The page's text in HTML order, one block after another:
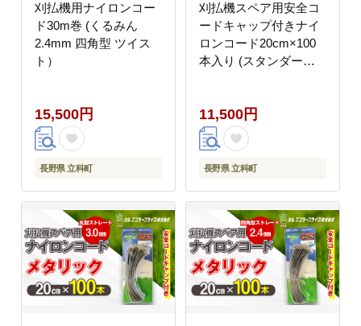
刈払機用ナイロンコー
ド30m巻 (くるみん
2.4mm 四角型 ツイス
ト）
15,500円
長野県 立科町
刈払機スペア用安全コ
ードキャップ付きナイ
ロンコード20cm×100
本入り (スタンダード
11,500円
長野県 立科町